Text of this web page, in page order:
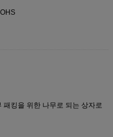
패킹을 위한 나무로 되는 상자로